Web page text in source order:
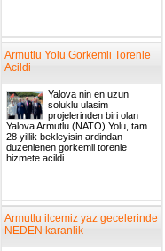
Armutlu Yolu Gorkemli Torenle
Acildi
Yalova nin en uzun
soluklu ulasim
projelerinden biri olan
Yalova Armutlu (NATO) Yolu, tam
28 yillik bekleyisin ardindan
duzenlenen gorkemli torenle
hizmete acildi.
Armutlu ilcemiz yaz gecelerinde
NEDEN karanlik